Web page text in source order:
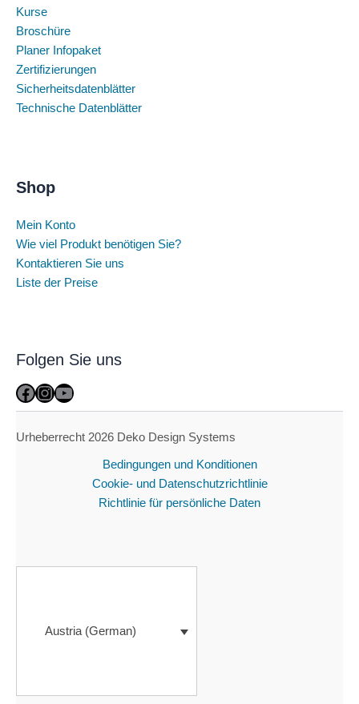
Kurse
Broschüre
Planer Infopaket
Zertifizierungen
Sicherheitsdatenblätter
Technische Datenblätter
Shop
Mein Konto
Wie viel Produkt benötigen Sie?
Kontaktieren Sie uns
Liste der Preise
Folgen Sie uns
Facebook
Instagram
YouTube
Urheberrecht 2026 Deko Design Systems
Bedingungen und Konditionen
Cookie- und Datenschutzrichtlinie
Richtlinie für persönliche Daten
Austria (German)